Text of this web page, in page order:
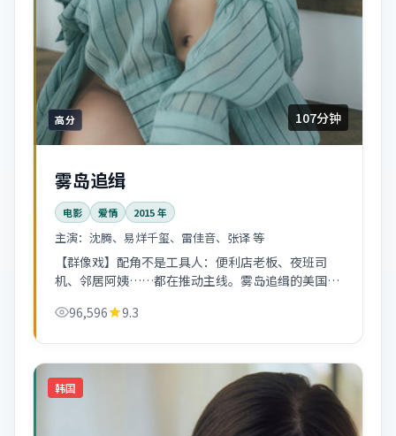
高分 107分钟
雾岛追缉
电影 爱情 2015年
主演： 沈腾、易烊千玺、雷佳音、张译 等
【群像戏】配角不是工具人：便利店老板、夜班司
机、邻居阿姨……都在推动主线。雾岛追缉的美国市
96,596 9.3
韩国